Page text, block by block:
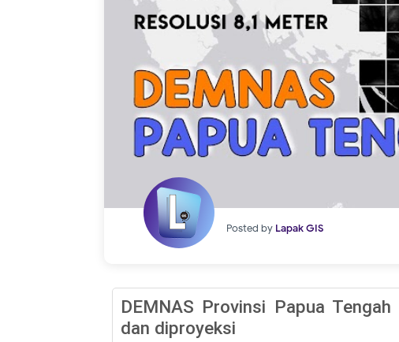
Posted by Lapak GIS
DEMNAS Provinsi Papua Tengah
dan diproyeksi